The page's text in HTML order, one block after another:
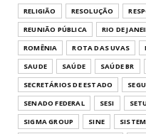
RELIGIÃO RESOLUÇÃO
REUNIÃO PÚBLICA
RIO DE
ROMÊNIA
ROTA DAS UVAS
SAUDE
SAÚDE SAÚDE BR
SECRETÁRIOS DE ESTADO
SENADO FEDERAL
SESI
SIGMA GROUP
SINE